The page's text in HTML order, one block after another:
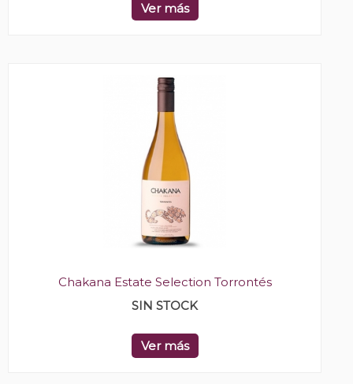
Ver más
Chakana Estate Selection Torrontés
SIN STOCK
Ver más